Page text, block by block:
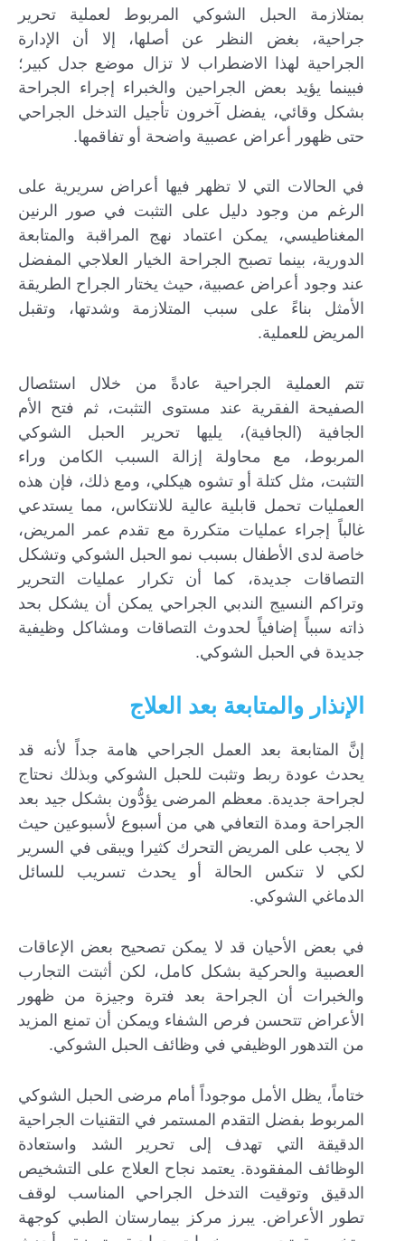
بمتلازمة الحبل الشوكي المربوط لعملية تحرير
جراحية، بغض النظر عن أصلها، إلا أن الإدارة
الجراحية لهذا الاضطراب لا تزال موضع جدل كبير؛
فبينما يؤيد بعض الجراحين والخبراء إجراء الجراحة
بشكل وقائي، يفضل آخرون تأجيل التدخل الجراحي
حتى ظهور أعراض عصبية واضحة أو تفاقمها.
في الحالات التي لا تظهر فيها أعراض سريرية على
الرغم من وجود دليل على التثبت في صور الرنين
المغناطيسي، يمكن اعتماد نهج المراقبة والمتابعة
الدورية، بينما تصبح الجراحة الخيار العلاجي المفضل
عند وجود أعراض عصبية، حيث يختار الجراح الطريقة
الأمثل بناءً على سبب المتلازمة وشدتها، وتقبل
المريض للعملية.
تتم العملية الجراحية عادةً من خلال استئصال
الصفيحة الفقرية عند مستوى التثبت، ثم فتح الأم
الجافية (الجافية)، يليها تحرير الحبل الشوكي
المربوط، مع محاولة إزالة السبب الكامن وراء
التثبت، مثل كتلة أو تشوه هيكلي، ومع ذلك، فإن هذه
العمليات تحمل قابلية عالية للانتكاس، مما يستدعي
غالباً إجراء عمليات متكررة مع تقدم عمر المريض،
خاصة لدى الأطفال بسبب نمو الحبل الشوكي وتشكل
التصاقات جديدة، كما أن تكرار عمليات التحرير
وتراكم النسيج الندبي الجراحي يمكن أن يشكل بحد
ذاته سبباً إضافياً لحدوث التصاقات ومشاكل وظيفية
جديدة في الحبل الشوكي.
الإنذار والمتابعة بعد العلاج
إنَّ المتابعة بعد العمل الجراحي هامة جداً لأنه قد
يحدث عودة ربط وتثبت للحبل الشوكي وبذلك نحتاج
لجراحة جديدة. معظم المرضى يؤدُّون بشكل جيد بعد
الجراحة ومدة التعافي هي من أسبوع لأسبوعين حيث
لا يجب على المريض التحرك كثيرا ويبقى في السرير
لكي لا تنكس الحالة أو يحدث تسريب للسائل
الدماغي الشوكي.
في بعض الأحيان قد لا يمكن تصحيح بعض الإعاقات
العصبية والحركية بشكل كامل، لكن أثبتت التجارب
والخبرات أن الجراحة بعد فترة وجيزة من ظهور
الأعراض تتحسن فرص الشفاء ويمكن أن تمنع المزيد
من التدهور الوظيفي في وظائف الحبل الشوكي.
ختاماً، يظل الأمل موجوداً أمام مرضى الحبل الشوكي
المربوط بفضل التقدم المستمر في التقنيات الجراحية
الدقيقة التي تهدف إلى تحرير الشد واستعادة
الوظائف المفقودة. يعتمد نجاح العلاج على التشخيص
الدقيق وتوقيت التدخل الجراحي المناسب لوقف
تطور الأعراض. يبرز مركز بيمارستان الطبي كوجهة